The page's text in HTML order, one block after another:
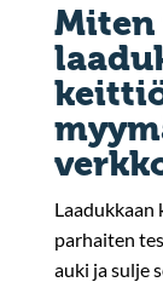
parhaiten
auki ja sulje